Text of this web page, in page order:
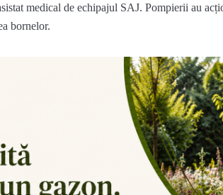
medical de echipajul SAJ. Pompierii au
bornelor.